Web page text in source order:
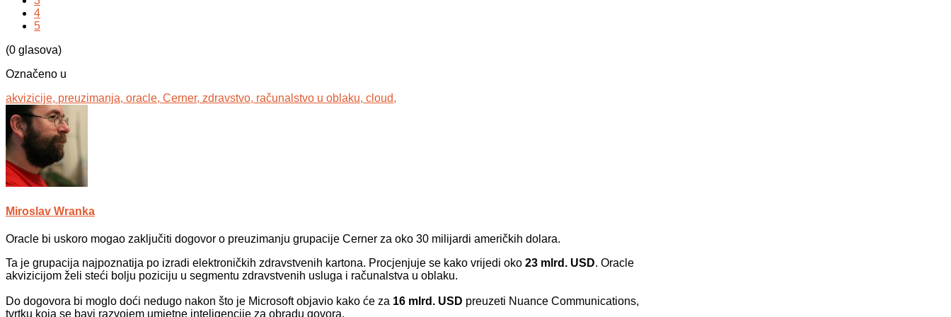
4
5
(0 glasova)
Označeno u
akvizicije, preuzimanja, oracle, Cerner, zdravstvo, računalstvo u oblaku, cloud,
Miroslav Wranka
Oracle bi uskoro mogao zaključiti dogovor o preuzimanju grupacije Cerner za oko 30 milijardi američkih dolara.
Ta je grupacija najpoznatija po izradi elektroničkih zdravstvenih kartona. Procjenjuje se kako vrijedi oko 23 mlrd. USD. Oracle
akvizicijom želi steći bolju poziciju u segmentu zdravstvenih usluga i računalstva u oblaku.
Do dogovora bi moglo doći nedugo nakon što je Microsoft objavio kako će za 16 mlrd. USD preuzeti Nuance Communications,
tvrtku koja se bavi razvojem umjetne inteligencije za obradu govora.